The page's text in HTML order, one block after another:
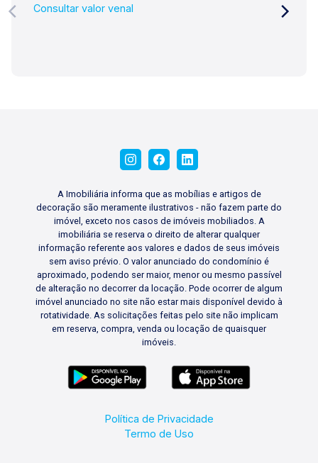
Consultar valor venal
A Imobiliária informa que as mobílias e artigos de
decoração são meramente ilustrativos - não fazem parte do
imóvel, exceto nos casos de imóveis mobiliados. A
imobiliária se reserva o direito de alterar qualquer
informação referente aos valores e dados de seus imóveis
sem aviso prévio. O valor anunciado do condomínio é
aproximado, podendo ser maior, menor ou mesmo passível
de alteração no decorrer da locação. Pode ocorrer de algum
imóvel anunciado no site não estar mais disponível devido à
rotatividade. As solicitações feitas pelo site não implicam
em reserva, compra, venda ou locação de quaisquer
imóveis.
Política de Privacidade
Termo de Uso